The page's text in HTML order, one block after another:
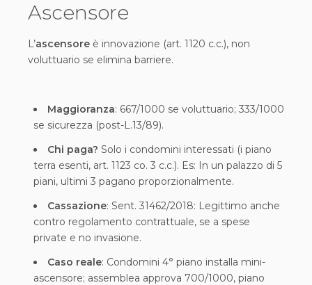
Ascensore
L’ascensore è innovazione (art. 1120 c.c.), non
voluttuario se elimina barriere.
Maggioranza: 667/1000 se voluttuario; 333/1000
se sicurezza (post-L.13/89).
Chi paga? Solo i condomini interessati (i piano
terra esenti, art. 1123 co. 3 c.c.). Es: In un palazzo di 5
piani, ultimi 3 pagano proporzionalmente.
Cassazione: Sent. 31462/2018: Legittimo anche
contro regolamento contrattuale, se a spese
private e no invasione.
Caso reale: Condomini 4° piano installa mini-
ascensore; assemblea approva 700/1000, piano